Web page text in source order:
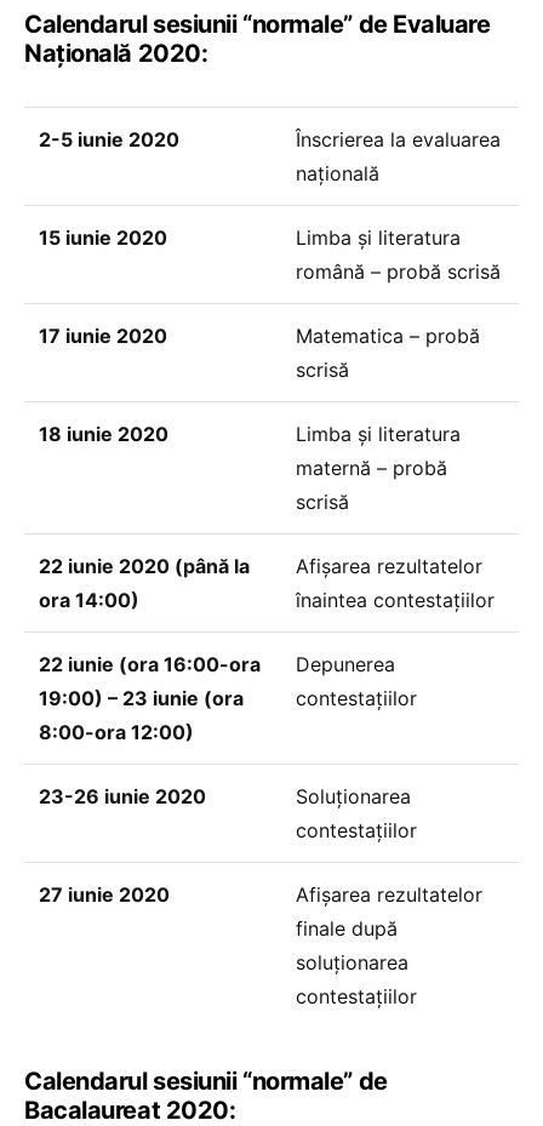
Calendarul sesiunii “normale” de Evaluare
Națională 2020:
2-5 iunie 2020
Înscrierea la evaluarea
națională
15 iunie 2020
Limba și literatura
română – probă scrisă
17 iunie 2020
Matematica – probă
scrisă
18 iunie 2020
Limba și literatura
maternă – probă
scrisă
22 iunie 2020 (până la
ora 14:00)
Afișarea rezultatelor
înaintea contestațiilor
22 iunie (ora 16:00-ora
19:00) – 23 iunie (ora
8:00-ora 12:00)
Depunerea
contestațiilor
23-26 iunie 2020
Soluționarea
contestațiilor
27 iunie 2020
Afișarea rezultatelor
finale după
soluționarea
contestațiilor
Calendarul sesiunii “normale” de
Bacalaureat 2020: